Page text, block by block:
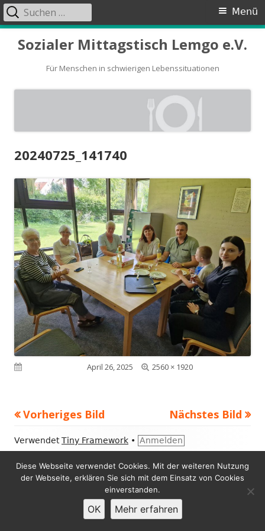
Sozialer Mittagstisch Lemgo e.V.
Für Menschen in schwierigen Lebenssituationen
Primäres
Menü
Menü
Suchen
nach:
20240725_141740
Veröffentlicht amApril 26, 2025
Volle
2560 × 1920
Vorheriges Bild Nächstes Bild
Footer
VerwendetTiny Framework • Anmelden
Diese Webseite verwendet Cookies. Mit der weiteren Nutzung
der Webseite, erklären Sie sich mit dem Einsatz von Cookies
einverstanden.
OK Mehr erfahren